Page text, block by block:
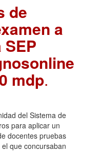
de
a
mdp.
del Sistema de
para aplicar un
docentes pruebas
que concursaban